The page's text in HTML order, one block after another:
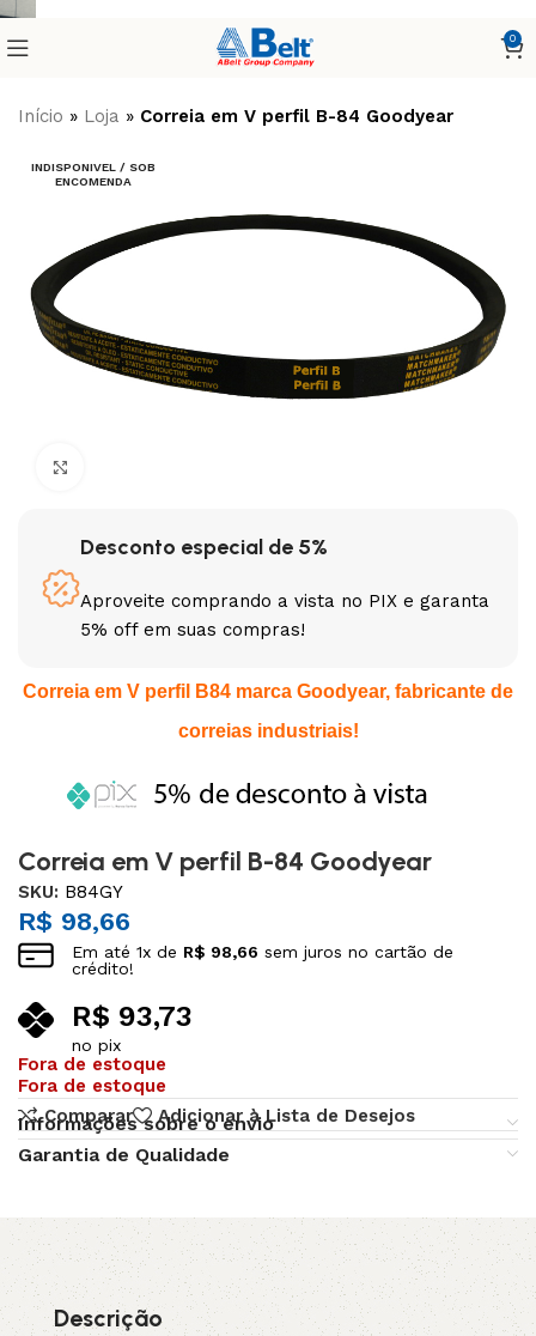
0
Início » Loja » Correia em V perfil B-84 Goodyear
INDISPONIVEL / SOB
ENCOMENDA
Desconto especial de 5%
Aproveite comprando a vista no PIX e garanta
5% off em suas compras!
Correia em V perfil B84 marca Goodyear, fabricante de
correias industriais!
Correia em V perfil B-84 Goodyear
SKU: B84GY
R$ 98,66
Em até1x de R$ 98,66 sem juros no cartão de
crédito!
R$ 93,73
no pix
Fora de estoque
Fora de estoque
Comparar
Adicionar à Lista de Desejos
Informações sobre o envio
Garantia de Qualidade
Descrição